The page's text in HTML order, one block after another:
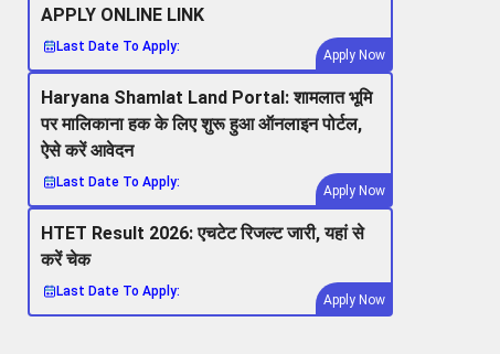
APPLY ONLINE LINK
Last Date To Apply:
Apply Now
Haryana Shamlat Land Portal: शामलात भूमि
पर मालिकाना हक के लिए शुरू हुआ ऑनलाइन पोर्टल,
ऐसे करें आवेदन
Last Date To Apply:
Apply Now
HTET Result 2026: एचटेट रिजल्ट जारी, यहां से
करें चेक
Last Date To Apply:
Apply Now